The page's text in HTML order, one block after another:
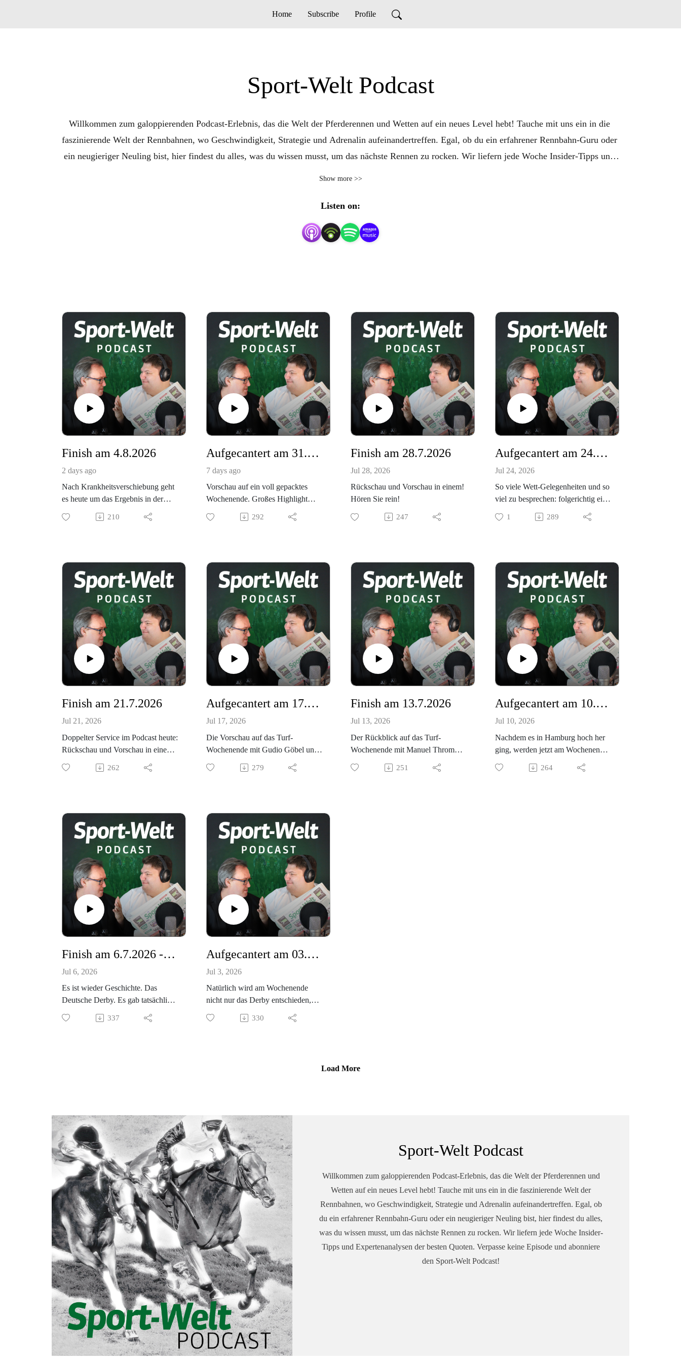
Home Subscribe Profile
Sport-Welt Podcast
Willkommen zum galoppierenden Podcast-Erlebnis, das die Welt der Pferderennen und Wetten auf ein neues Level hebt! Tauche mit uns ein in die
faszinierende Welt der Rennbahnen, wo Geschwindigkeit, Strategie und Adrenalin aufeinandertreffen. Egal, ob du ein erfahrener Rennbahn-Guru oder
ein neugieriger Neuling bist, hier findest du alles, was du wissen musst, um das nächste Rennen zu rocken. Wir liefern jede Woche Insider-Tipps und
Show more >>
Listen on:
Finish am 4.8.2026
2 days ago
Nach Krankheitsverschiebung geht
es heute um das Ergebnis in der
Diana. Es gab eine tolle Siegerin.
210
Aufgecantert am 31.7.2026
7 days ago
Vorschau auf ein voll gepacktes
Wochenende. Großes Highlight
natürlich die Diana! Hören Sie rein!
292
Finish am 28.7.2026
Jul 28, 2026
Rückschau und Vorschau in einem!
Hören Sie rein!
247
Aufgecantert am 24.7.2026
Jul 24, 2026
So viele Wett-Gelegenheiten und so
viel zu besprechen: folgerichtig ein
XXL-Podcast vor dem
Wochenende. Hören Sie rein!
1 289
Finish am 21.7.2026
Jul 21, 2026
Doppelter Service im Podcast heute:
Rückschau und Vorschau in einem!
Mit dabei auch "Das Gute Ding"!
Hören Sie rein.
262
Aufgecantert am 17.7.2026
Jul 17, 2026
Die Vorschau auf das Turf-
Wochenende mit Gudio Göbel und
Manuel Throm. Mit dabei wieder
unsere beliebte Kategorie "Das
279
Finish am 13.7.2026
Jul 13, 2026
Der Rückblick auf das Turf-
Wochenende mit Manuel Throm
und Guido Göbel. Hören Sie rein!
251
Aufgecantert am 10.07.2026
Jul 10, 2026
Nachdem es in Hamburg hoch her
ging, werden jetzt am Wochenende
etwas kleinere Brötchen gebacken,
doch es gibt einen Diana-Test und
264
Finish am 6.7.2026 - Derby-Nachbericht
Jul 6, 2026
Es ist wieder Geschichte. Das
Deutsche Derby. Es gab tatsächlich
die große Überraschung und
Dardanos sorgte für die Sensation.
337
Aufgecantert am 03.07.2026
Jul 3, 2026
Natürlich wird am Wochenende
nicht nur das Derby entschieden,
sondern noch mehr. Die restlichen
Rennen wollen auch besprochen
330
Load More
Sport-Welt Podcast
Willkommen zum galoppierenden Podcast-Erlebnis, das die Welt der Pferderennen und
Wetten auf ein neues Level hebt! Tauche mit uns ein in die faszinierende Welt der
Rennbahnen, wo Geschwindigkeit, Strategie und Adrenalin aufeinandertreffen. Egal, ob
du ein erfahrener Rennbahn-Guru oder ein neugieriger Neuling bist, hier findest du alles,
was du wissen musst, um das nächste Rennen zu rocken. Wir liefern jede Woche Insider-
Tipps und Expertenanalysen der besten Quoten. Verpasse keine Episode und abonniere
den Sport-Welt Podcast!